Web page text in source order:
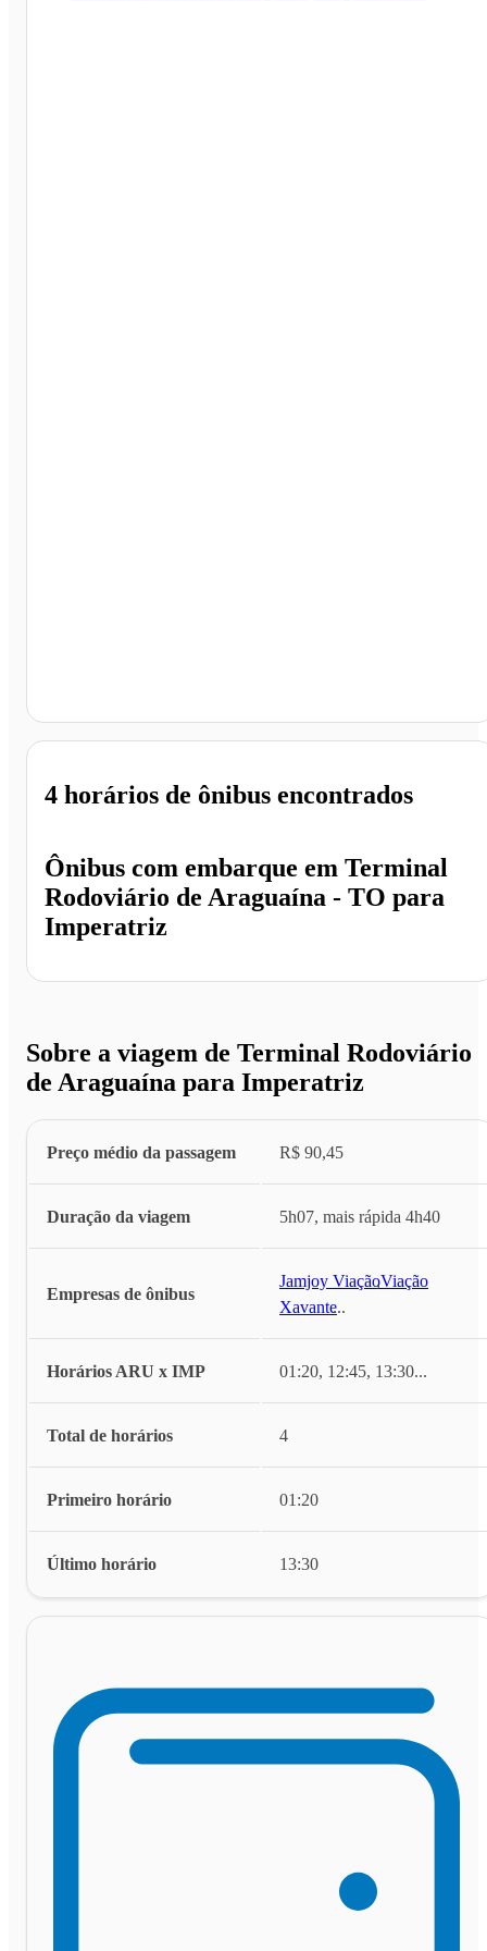
Ônibus com embarque em Terminal
Rodoviário de Araguaína - TO para
Imperatriz
4 horários de ônibus encontrados
Sobre a viagem de Terminal Rodoviário
de Araguaína para Imperatriz
Preço médio da passagem R$ 90,45
Duração da viagem 5h07, mais rápida 4h40
Empresas de ônibus
Jamjoy Viação,Viação
Xavante...
Horários ARU x IMP 01:20, 12:45, 13:30...
Total de horários 4
Primeiro horário 01:20
Último horário 13:30